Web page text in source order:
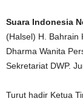
Suara Indonesia
(Halsel) H. Bahrain
Dharma Wanita
Sekretariat DWP.
Turut hadir Ketua